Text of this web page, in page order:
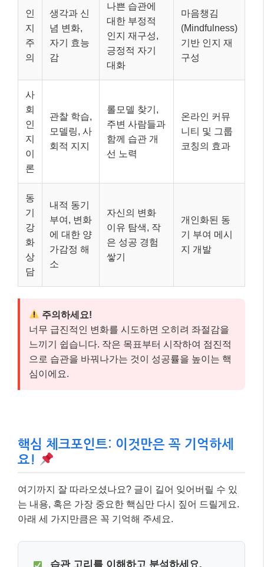
인
지
주
의
생각과 신
념 변화,
자기 효능
감
나쁜 습관에
대한 부정적
인지 재구성,
긍정적 자기
대화
마음챙김
(Mindfulness)
기반 인지 재
구성
사
회
인
지
이
론
관찰 학습,
모델링, 사
회적 지지
롤모델 찾기,
주변 사람들과
함께 습관 개
선 노력
온라인 커뮤
니티 및 그룹
코칭의 효과
동
기
강
화
상
담
내적 동기
부여, 변화
에 대한 양
가감정 해
소
자신의 변화
이유 탐색, 작
은 성공 경험
쌓기
개인화된 동
기 부여 메시
지 개발
주의하세요!
너무 급진적인 변화를 시도하면 오히려 좌절감을
느끼기 쉽습니다. 작은 목표부터 시작하여 점진적
으로 습관을 바꿔나가는 것이 성공률을 높이는 핵
심이에요.
핵심 체크포인트: 이것만은 꼭 기억하세
요!
여기까지 잘 따라오셨나요? 글이 길어 잊어버릴 수 있
는 내용, 혹은 가장 중요한 핵심만 다시 짚어 드릴게요.
아래 세 가지만큼은 꼭 기억해 주세요.
습관 고리를 이해하고 분석하세요.